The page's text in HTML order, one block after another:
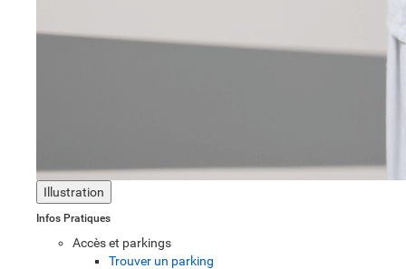
Illustration
Infos Pratiques
Accès et parkings
Trouver un parking